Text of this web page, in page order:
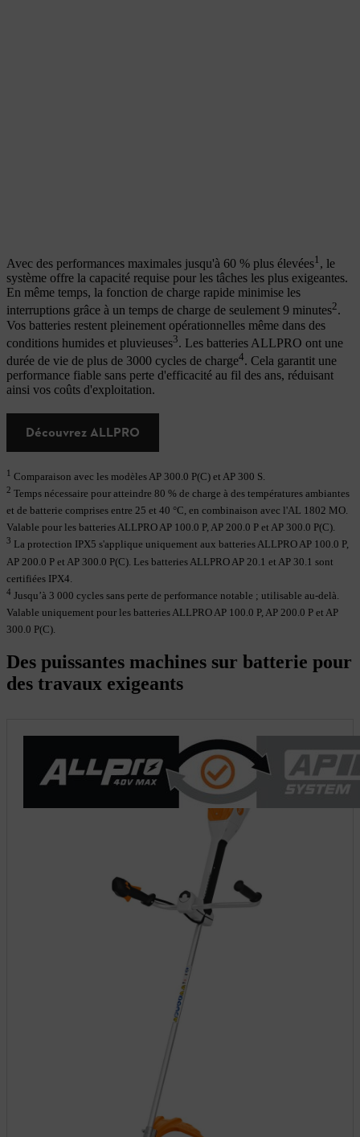
Avec des performances maximales jusqu'à 60 % plus élevées1 , le
système offre la capacité requise pour les tâches les plus exigeantes.
En même temps, la fonction de charge rapide minimise les
interruptions grâce à un temps de charge de seulement 9 minutes2.
Vos batteries restent pleinement opérationnelles même dans des
conditions humides et pluvieuses3. Les batteries ALLPRO ont une
durée de vie de plus de 3000 cycles de charge4. Cela garantit une
performance fiable sans perte d'efficacité au fil des ans, réduisant
ainsi vos coûts d'exploitation.
Découvrez ALLPRO
1 Comparaison avec les modèles AP 300.0 P(C) et AP 300 S.
2 Temps nécessaire pour atteindre 80 % de charge à des températures ambiantes
et de batterie comprises entre 25 et 40 °C, en combinaison avec l'AL 1802 MO.
Valable pour les batteries ALLPRO AP 100.0 P, AP 200.0 P et AP 300.0 P(C).
3 La protection IPX5 s'applique uniquement aux batteries ALLPRO AP 100.0 P,
AP 200.0 P et AP 300.0 P(C). Les batteries ALLPRO AP 20.1 et AP 30.1 sont
certifiées IPX4.
4 Jusqu’à 3 000 cycles sans perte de performance notable ; utilisable au-delà.
Valable uniquement pour les batteries ALLPRO AP 100.0 P, AP 200.0 P et AP
300.0 P(C).
Des puissantes machines sur batterie pour
des travaux exigeants